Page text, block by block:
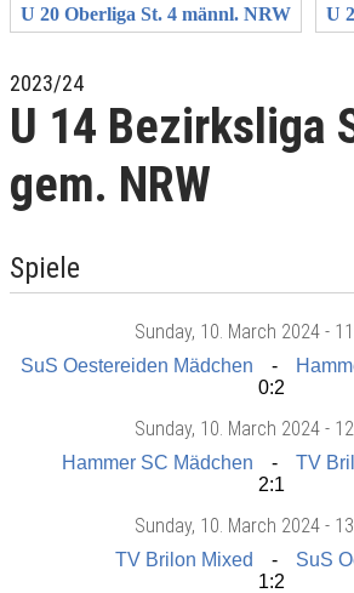
U 20 Oberliga St. 4 männl. NRW U
2023/24
U 14 Bezirksliga
gem. NRW
Spiele
Sunday, 10. March 2024 -
SuS Oestereiden Mädchen
0:2
Sunday, 10. March 2024 -
Hammer SC Mädchen
TV
2:1
Sunday, 10. March 2024 -
TV Brilon Mixed
SuS
1:2